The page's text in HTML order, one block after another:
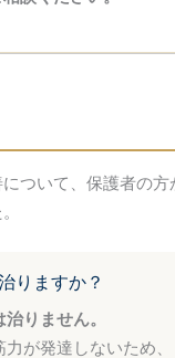
ついて、保護者の方
りますか？
治りません。
が発達しないため、